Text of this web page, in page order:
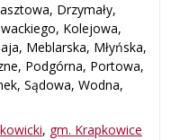
Drzymały,
Kolejowa,
Meblarska, Młyńska,
Podgórna, Portowa,
Sądowa, Wodna,
, gm. Krapkowice